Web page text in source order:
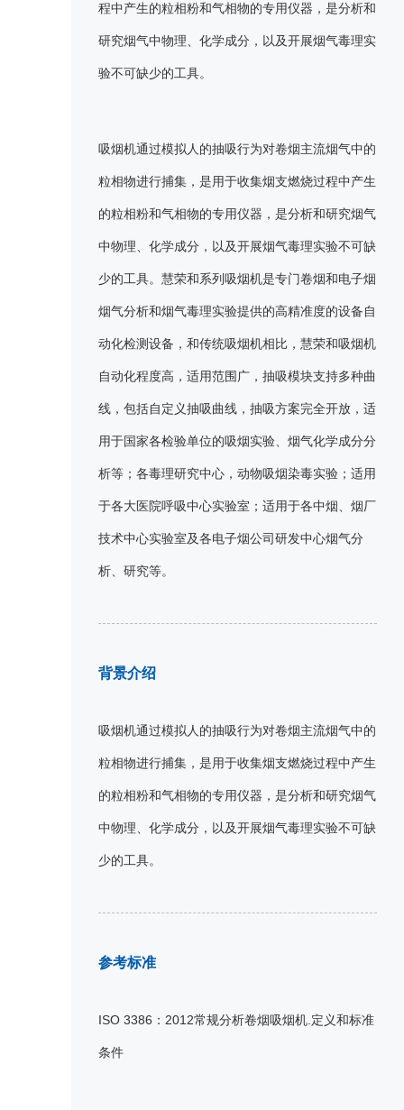
程中产生的粒相粉和气相物的专用仪器，是分析和
研究烟气中物理、化学成分，以及开展烟气毒理实
验不可缺少的工具。
吸烟机通过模拟人的抽吸行为对卷烟主流烟气中的
粒相物进行捕集，是用于收集烟支燃烧过程中产生
的粒相粉和气相物的专用仪器，是分析和研究烟气
中物理、化学成分，以及开展烟气毒理实验不可缺
少的工具。慧荣和系列吸烟机是专门卷烟和电子烟
烟气分析和烟气毒理实验提供的高精准度的设备自
动化检测设备，和传统吸烟机相比，慧荣和吸烟机
自动化程度高，适用范围广，抽吸模块支持多种曲
线，包括自定义抽吸曲线，抽吸方案完全开放，适
用于国家各检验单位的吸烟实验、烟气化学成分分
析等；各毒理研究中心，动物吸烟染毒实验；适用
于各大医院呼吸中心实验室；适用于各中烟、烟厂
技术中心实验室及各电子烟公司研发中心烟气分
析、研究等。
背景介绍
吸烟机通过模拟人的抽吸行为对卷烟主流烟气中的
粒相物进行捕集，是用于收集烟支燃烧过程中产生
的粒相粉和气相物的专用仪器，是分析和研究烟气
中物理、化学成分，以及开展烟气毒理实验不可缺
少的工具。
参考标准
ISO 3386：2012常规分析卷烟吸烟机.定义和标准
条件